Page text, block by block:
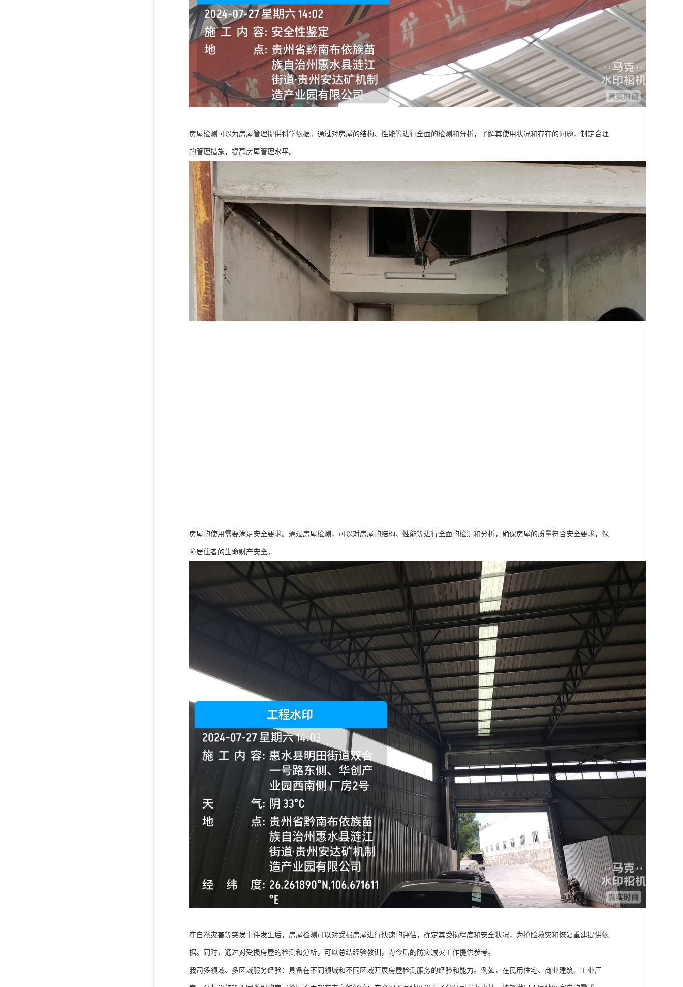
房屋检测可以为房屋管理提供科学依据。通过对房屋的结构、性能等进行全面的检测和分析，了解其使用状况和存在的问题，制定合理
的管理措施，提高房屋管理水平。
房屋的使用需要满足安全要求。通过房屋检测，可以对房屋的结构、性能等进行全面的检测和分析，确保房屋的质量符合安全要求，保
障居住者的生命财产安全。
在自然灾害等突发事件发生后，房屋检测可以对受损房屋进行快速的评估，确定其受损程度和安全状况，为抢险救灾和恢复重建提供依
据。同时，通过对受损房屋的检测和分析，可以总结经验教训，为今后的防灾减灾工作提供参考。
我司多领域、多区域服务经验：具备在不同领域和不同区域开展房屋检测服务的经验和能力。例如，在民用住宅、商业建筑、工业厂